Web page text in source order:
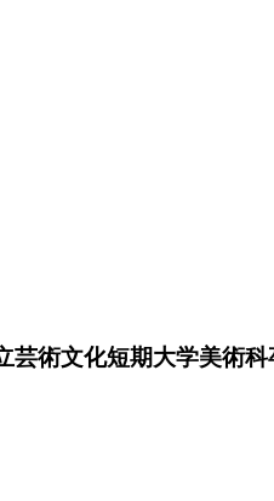
術文化短期大学美術科